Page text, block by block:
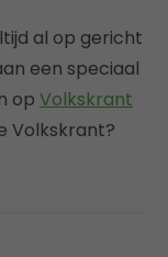
al op gericht
een speciaal
op Volkskrant
Volkskrant?